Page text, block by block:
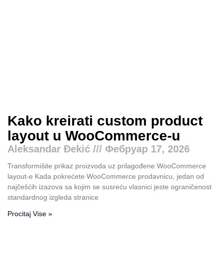
Kako kreirati custom product
layout u WooCommerce-u
Aleksandar Đekić Фебруар 17, 2026
Transformišite prikaz proizvoda uz prilagođene WooCommerce
layout-e Kada pokrećete WooCommerce prodavnicu, jedan od
najčešćih izazova sa kojim se susreću vlasnici jeste ograničenost
standardnog izgleda stranice
Procitaj Vise »